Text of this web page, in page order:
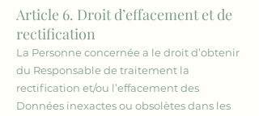
Article 6. Droit d’effacement et de
rectification
La Personne concernée a le droit d’obtenir
du Responsable de traitement la
rectification et/ou l’effacement des
Données inexactes ou obsolètes dans les